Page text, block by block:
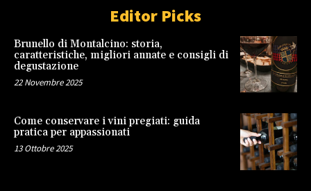
Editor Picks
Brunello di Montalcino: storia,
caratteristiche, migliori annate e consigli di
degustazione
22 Novembre 2025
Come conservare i vini pregiati: guida
pratica per appassionati
13 Ottobre 2025